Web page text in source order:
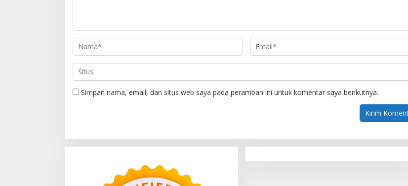
Simpan nama, email, dan situs web saya pada peramban ini untuk komentar saya berikutnya.